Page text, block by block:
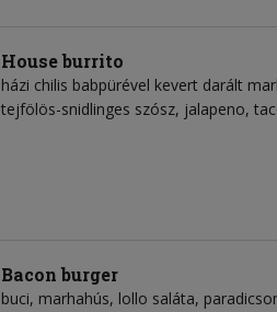
House burrito
házi chilis babpürével kevert darált
tejfölös-snidlinges szósz, jalapeno,
Bacon burger
buci, marhahús, lollo saláta,